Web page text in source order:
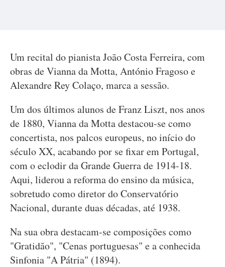
Um recital do pianista João Costa Ferreira, com
obras de Vianna da Motta, António Fragoso e
Alexandre Rey Colaço, marca a sessão.
Um dos últimos alunos de Franz Liszt, nos anos
de 1880, Vianna da Motta destacou-se como
concertista, nos palcos europeus, no início do
século XX, acabando por se fixar em Portugal,
com o eclodir da Grande Guerra de 1914-18.
Aqui, liderou a reforma do ensino da música,
sobretudo como diretor do Conservatório
Nacional, durante duas décadas, até 1938.
Na sua obra destacam-se composições como
"Gratidão", "Cenas portuguesas" e a conhecida
Sinfonia "A Pátria" (1894).